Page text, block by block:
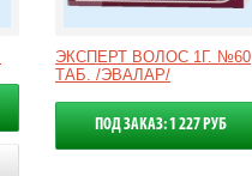
ЭКСПЕРТ ВОЛОС 1Г. №60
ТАБ. /ЭВАЛАР/
ПОД ЗАКАЗ: 1 227 РУБ